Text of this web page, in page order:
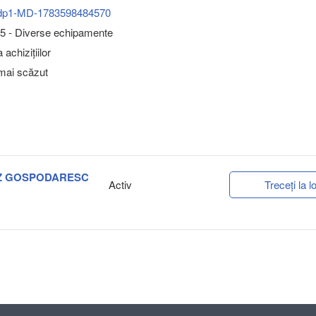
MD-1783598484570
- Diverse echipamente
achizițiilor
scăzut
Activ Treceți la